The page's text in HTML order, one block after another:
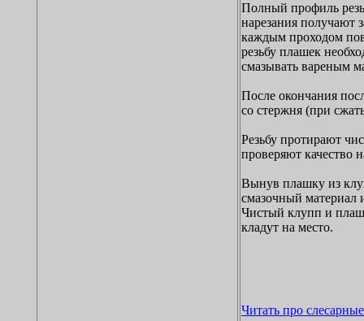
Полный профиль
нарезания получают
каждым проходом
резьбу плашек
смазывать вареным
После окончания
со стержня (при
Резьбу протирают
проверяют качество
Вынув плашку из
смазочный материал
Чистый клупп и
кладут на место.
Читать про